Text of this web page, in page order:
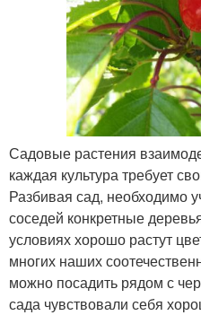
Садовые растения
каждая культура требует
Разбивая сад, необходимо
соседей конкретные
условиях хорошо растут
многих наших
можно посадить рядом с
сада чувствовали себя